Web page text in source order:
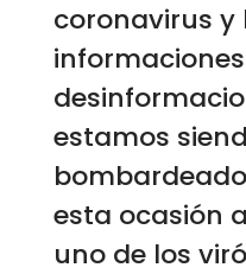
coronavirus
estamos
esta ocasión
uno de los